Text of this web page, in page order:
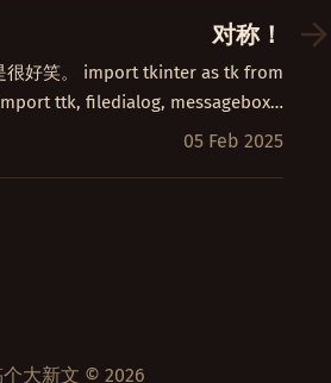
对称！
tkinter as tk from
ttk, filedialog, messagebox…
05 Feb 2025
大新文 © 2026